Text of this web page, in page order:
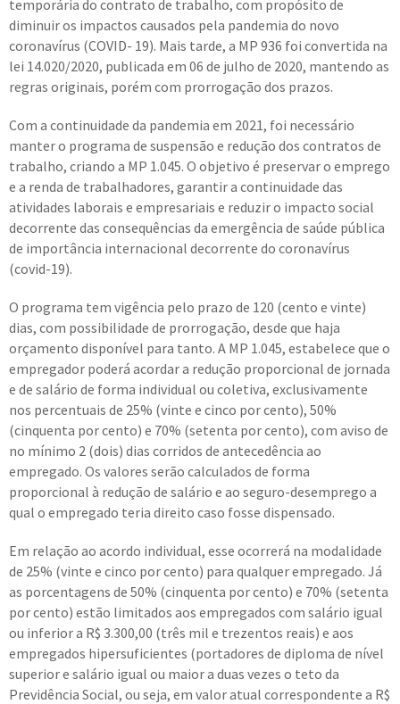
temporária do contrato de trabalho, com propósito de
diminuir os impactos causados pela pandemia do novo
coronavírus (COVID- 19). Mais tarde, a MP 936 foi convertida na
lei 14.020/2020, publicada em 06 de julho de 2020, mantendo as
regras originais, porém com prorrogação dos prazos.
Com a continuidade da pandemia em 2021, foi necessário
manter o programa de suspensão e redução dos contratos de
trabalho, criando a MP 1.045. O objetivo é preservar o emprego
e a renda de trabalhadores, garantir a continuidade das
atividades laborais e empresariais e reduzir o impacto social
decorrente das consequências da emergência de saúde pública
de importância internacional decorrente do coronavírus
(covid-19).
O programa tem vigência pelo prazo de 120 (cento e vinte)
dias, com possibilidade de prorrogação, desde que haja
orçamento disponível para tanto. A MP 1.045, estabelece que o
empregador poderá acordar a redução proporcional de jornada
e de salário de forma individual ou coletiva, exclusivamente
nos percentuais de 25% (vinte e cinco por cento), 50%
(cinquenta por cento) e 70% (setenta por cento), com aviso de
no mínimo 2 (dois) dias corridos de antecedência ao
empregado. Os valores serão calculados de forma
proporcional à redução de salário e ao seguro-desemprego a
qual o empregado teria direito caso fosse dispensado.
Em relação ao acordo individual, esse ocorrerá na modalidade
de 25% (vinte e cinco por cento) para qualquer empregado. Já
as porcentagens de 50% (cinquenta por cento) e 70% (setenta
por cento) estão limitados aos empregados com salário igual
ou inferior a R$ 3.300,00 (três mil e trezentos reais) e aos
empregados hipersuficientes (portadores de diploma de nível
superior e salário igual ou maior a duas vezes o teto da
Previdência Social, ou seja, em valor atual correspondente a R$